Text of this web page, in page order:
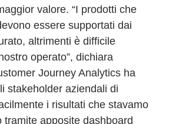
valore. “I prodotti che
essere supportati dai
altrimenti è difficile
operato”, dichiara
Journey Analytics ha
stakeholder aziendali di
i risultati che stavamo
tramite apposite dashboard